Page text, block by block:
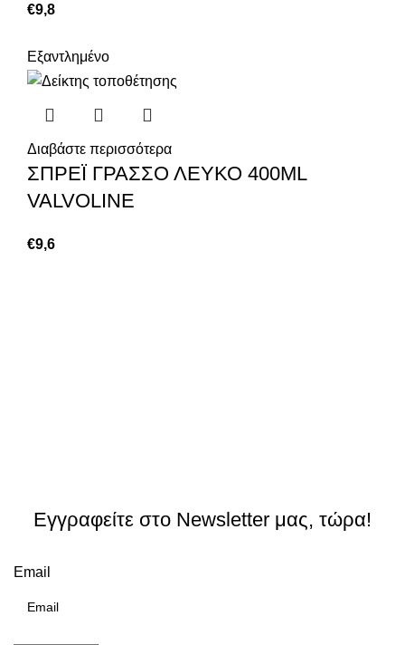
€9,8
Εξαντλημένο
Διαβάστε περισσότερα
ΣΠΡΕΪ ΓΡΑΣΣΟ ΛΕΥΚΟ 400ML
VALVOLINE
€9,6
Εγγραφείτε στο Newsletter μας, τώρα!
Email